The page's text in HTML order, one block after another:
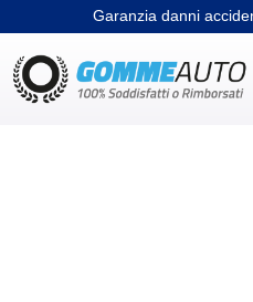
Garanzia danni